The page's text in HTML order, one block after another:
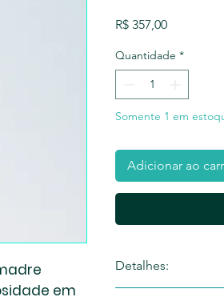
em
R$ 357,00Preço
Quantidade *
Somente 1 em
Adicionar ao
Detalhes: